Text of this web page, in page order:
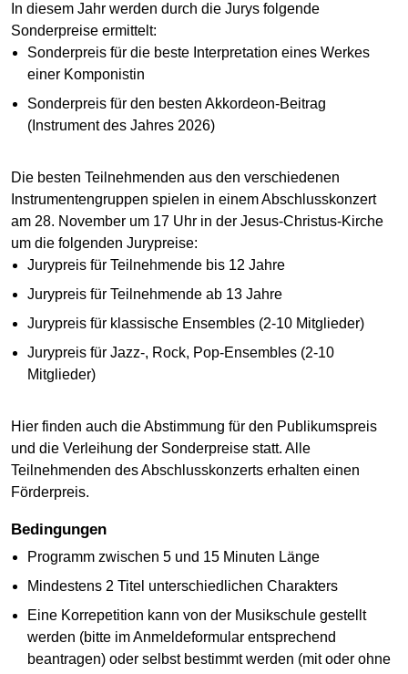
In diesem Jahr werden durch die Jurys folgende
Sonderpreise ermittelt:
Sonderpreis für die beste Interpretation eines Werkes
einer Komponistin
Sonderpreis für den besten Akkordeon-Beitrag
(Instrument des Jahres 2026)
Die besten Teilnehmenden aus den verschiedenen
Instrumentengruppen spielen in einem Abschlusskonzert
am 28. November um 17 Uhr in der Jesus-Christus-Kirche
um die folgenden Jurypreise:
Jurypreis für Teilnehmende bis 12 Jahre
Jurypreis für Teilnehmende ab 13 Jahre
Jurypreis für klassische Ensembles (2-10 Mitglieder)
Jurypreis für Jazz-, Rock, Pop-Ensembles (2-10
Mitglieder)
Hier finden auch die Abstimmung für den Publikumspreis
und die Verleihung der Sonderpreise statt. Alle
Teilnehmenden des Abschlusskonzerts erhalten einen
Förderpreis.
Bedingungen
Programm zwischen 5 und 15 Minuten Länge
Mindestens 2 Titel unterschiedlichen Charakters
Eine Korrepetition kann von der Musikschule gestellt
werden (bitte im Anmeldeformular entsprechend
beantragen) oder selbst bestimmt werden (mit oder ohne